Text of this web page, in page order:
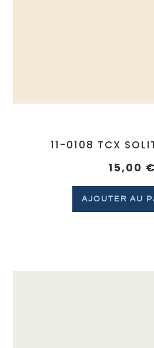
11-0108 TCX
15,00 €
AJOUTER AU